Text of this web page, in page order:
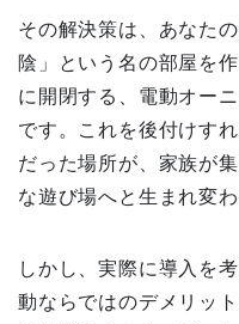
その解決策は、あなた
陰」という名の部屋を
に開閉する、電動オー
です。これを後付けす
だった場所が、家族が
な遊び場へと生まれ変わ
しかし、実際に導入を
動ならではのデメリッ